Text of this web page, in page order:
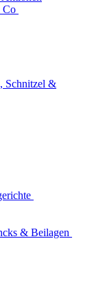
Co
Schnitzel &
& Beilagen